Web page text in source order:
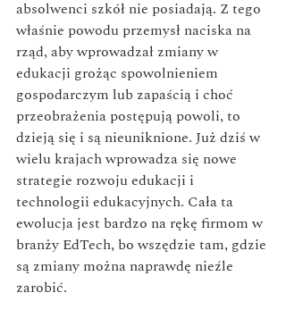
absolwenci szkół nie posiadają. Z tego
właśnie powodu przemysł naciska na
rząd, aby wprowadzał zmiany w
edukacji grożąc spowolnieniem
gospodarczym lub zapaścią i choć
przeobrażenia postępują powoli, to
dzieją się i są nieuniknione. Już dziś w
wielu krajach wprowadza się nowe
strategie rozwoju edukacji i
technologii edukacyjnych. Cała ta
ewolucja jest bardzo na rękę firmom w
branży EdTech, bo wszędzie tam, gdzie
są zmiany można naprawdę nieźle
zarobić.